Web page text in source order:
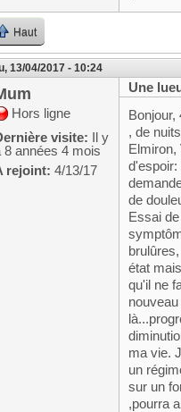
Haut
13/04/2017 - 10:24
Hors ligne
visite: Il y
8 années 4 mois
rejoint: 4/13/17
Une
, de
Elmiron,
d'espoir:
de
Essai
état
qu'il ne
ma vie.
un
sur un
,pourra